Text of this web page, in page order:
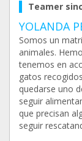
Teamer
YOLANDA
Somos un
animales.
tenemos en
gatos
quedarse uno
seguir
que precisan
seguir